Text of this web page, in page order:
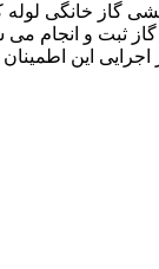
گاز خانگی
و انجام می
این